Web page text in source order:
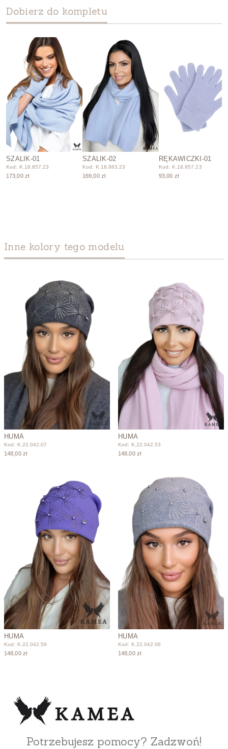
Dobierz do kompletu
SZALIK-01
Kod: K.18.857.23
173,00 zł
SZALIK-02
Kod: K.18.863.23
169,00 zł
RĘKAWICZKI-01
Kod: K.18.957.23
93,00 zł
Inne kolory tego modelu
HUMA
Kod: K.22.042.07
148,00 zł
HUMA
Kod: K.22.042.53
148,00 zł
HUMA
Kod: K.22.042.59
148,00 zł
HUMA
Kod: K.22.042.06
148,00 zł
Potrzebujesz pomocy? Zadzwoń!